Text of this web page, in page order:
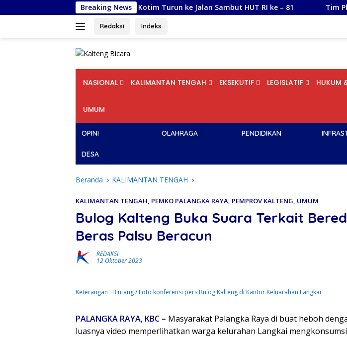
ke
Breaking News
Komunitas Barber Kotim Turun ke Jalan Sambut HUT RI ke – 81 Tim PkM Hibah BIMA
Redaksi Indeks
NASIONAL KALIMANTAN TENGAH EKSEKUTIF LEGISLATIF HUKUM
UMUM
OPINI OLAHRAGA PENDIDIKAN
DESA
Beranda KALIMANTAN TENGAH
KALIMANTAN TENGAH, PEMKO PALANGKA RAYA, PEMPROV KALTENG, UMUM
Bulog Kalteng Buka Suara Terkait
Beras Palsu Beracun
REDAKSI
12 Oktober 2023
Keterangan : Bintang / Foto konferensi pers Bulog Kalteng di Kantor Keluarahan Langkai
PALANGKA RAYA, KBC – Masyarakat Palangka Raya di buat heboh
luasnya video memperlihatkan warga kelurahan Langkai